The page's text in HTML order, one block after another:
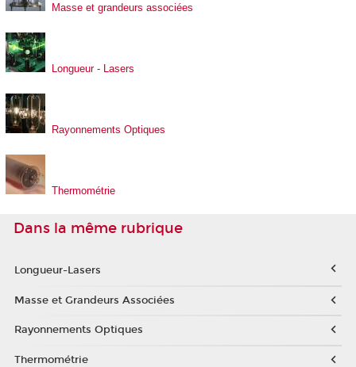
Masse et grandeurs associées
Longueur - Lasers
Rayonnements Optiques
Thermométrie
Dans la même rubrique
Longueur-Lasers
Masse et Grandeurs Associées
Rayonnements Optiques
Thermométrie